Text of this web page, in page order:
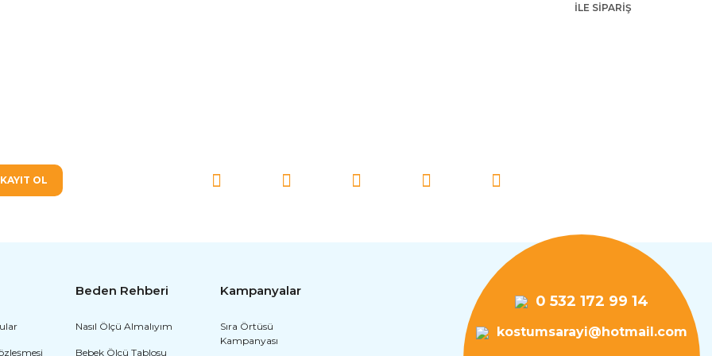
İLE SİPARİŞ
KAYIT OL
Beden Rehberi
Nasıl Ölçü Almalıyım
Bebek Ölçü Tablosu
Kampanyalar
Sıra Örtüsü
Kampanyası
0 532 172 99 14
kostumsarayi@hotmail.com